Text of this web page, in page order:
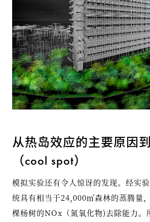
从热岛效应的主要原因
（cool spot）
模拟实验还有令人惊讶的发现。经实
统具有相当于24,000㎡森林的蒸腾量
棵杨树的NOx（氮氧化物)去除能力。